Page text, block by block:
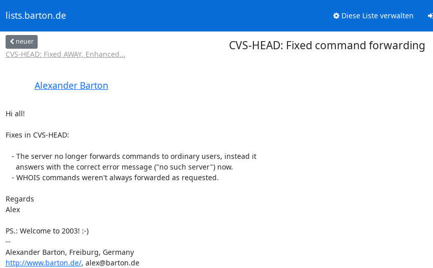
lists.barton.de Diese Liste verwalten
neuer
CVS-HEAD: Fixed AWAY, Enhanced...
CVS-HEAD: Fixed command forwarding
Alexander Barton
Hi all!
Fixes in CVS-HEAD:
Regards
Alex
PS.: Welcome to 2003! :-)
--
Alexander Barton, Freiburg, Germany
http://www.barton.de/, alex@barton.de